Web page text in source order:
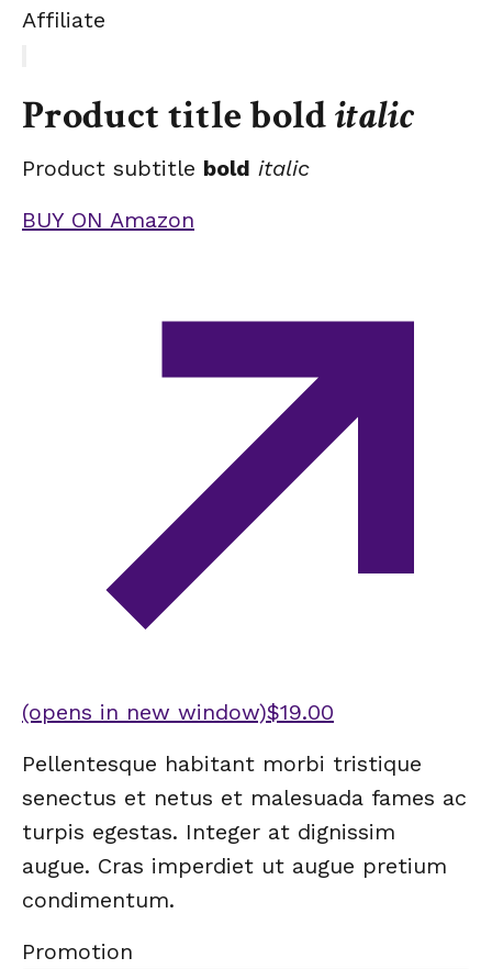
Affiliate
Product titlebolditalic
Product subtitle bold italic
BUY ON Amazon
(opens in new window)$19.00
Pellentesque habitant morbi tristique
senectus et netus et malesuada fames ac
turpis egestas. Integer at dignissim
augue. Cras imperdiet ut augue pretium
condimentum.
Promotion